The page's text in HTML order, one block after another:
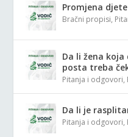
Promjena
Bračni propisi,
Da li žena
posta treba
Pitanja i odgovori,
Da li je
Pitanja i odgovori,